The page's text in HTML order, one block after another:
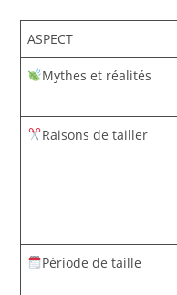
ASPECT
Mythes et réalités
Raisons de tailler
Période de taille